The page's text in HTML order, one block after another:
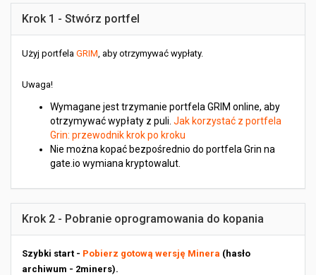
Krok 1 - Stwórz portfel
Użyj portfela GRIM, aby otrzymywać wypłaty.
Uwaga!
Wymagane jest trzymanie portfela GRIM online, aby
otrzymywać wypłaty z puli. Jak korzystać z portfela
Grin: przewodnik krok po kroku
Nie można kopać bezpośrednio do portfela Grin na
gate.io wymiana kryptowalut.
Krok 2 - Pobranie oprogramowania do kopania
Szybki start - Pobierz gotową wersję Minera (hasło
archiwum - 2miners).